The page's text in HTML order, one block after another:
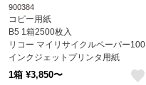
900384
コピー用紙
B5 1箱2500枚入
リコー マイリサイクルペーパー100
インクジェットプリンタ用紙
レーザープリンタ用紙
1箱 ¥3,850〜